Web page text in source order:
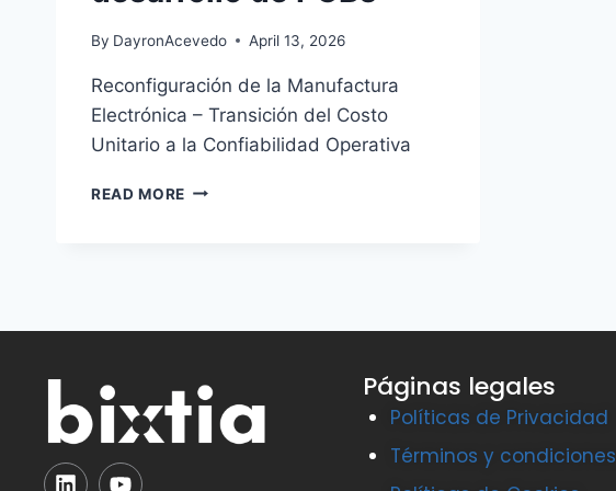
By DayronAcevedo April 13, 2026
Reconfiguración de la Manufactura
Electrónica – Transición del Costo
Unitario a la Confiabilidad Operativa
READ MORE
Páginas legales
Políticas de Privacidad
Términos y condiciones